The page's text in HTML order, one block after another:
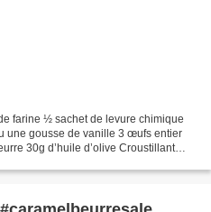
farine ½ sachet de levure chimique
une gousse de vanille 3 œufs entier
30g d’huile d’olive Croustillant